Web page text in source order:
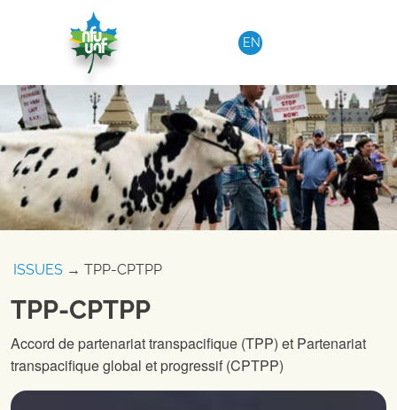
Aller au contenu
EN
ISSUES → TPP-CPTPP
TPP-CPTPP
Accord de partenariat transpacifique (TPP) et Partenariat
transpacifique global et progressif (CPTPP)